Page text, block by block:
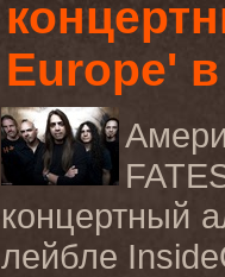
Europe'
концертный
лейбле